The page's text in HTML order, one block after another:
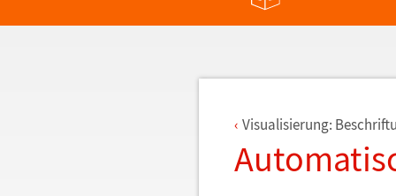
Visualisierung: